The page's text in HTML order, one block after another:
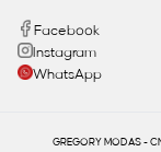
Facebook
Instagram
WhatsApp
GREGORY MODAS -